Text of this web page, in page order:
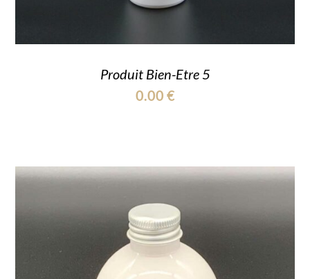
Produit Bien-Etre 5
0.00 €